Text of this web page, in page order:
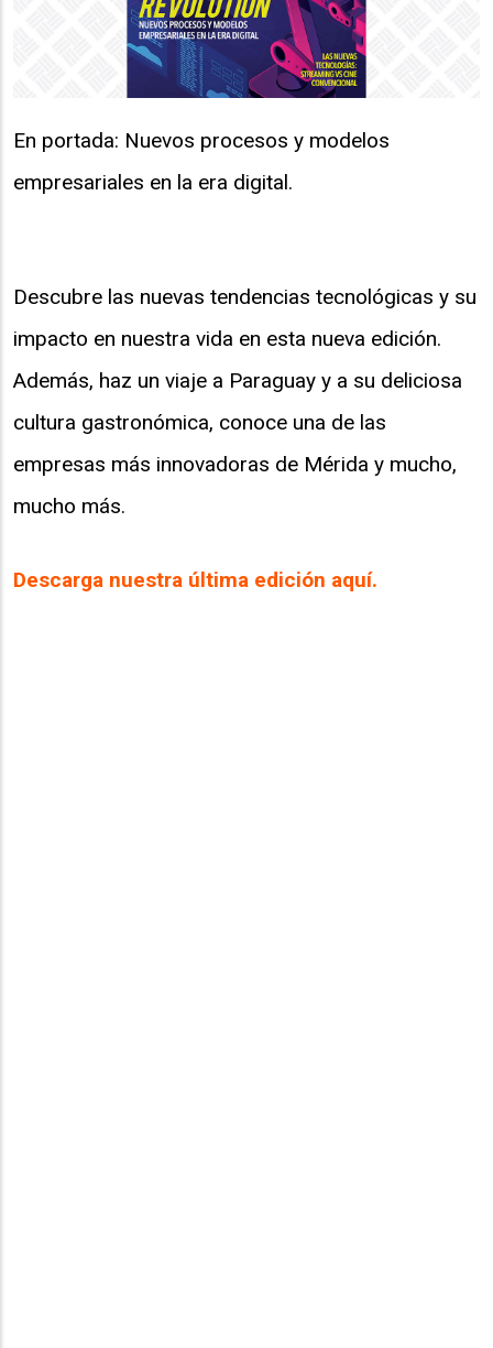
En portada: Nuevos procesos y modelos
empresariales en la era digital.
Descubre las nuevas tendencias tecnológicas y su
impacto en nuestra vida en esta nueva edición.
Además, haz un viaje a Paraguay y a su deliciosa
cultura gastronómica, conoce una de las
empresas más innovadoras de Mérida y mucho,
mucho más.
Descarga nuestra última edición aquí.